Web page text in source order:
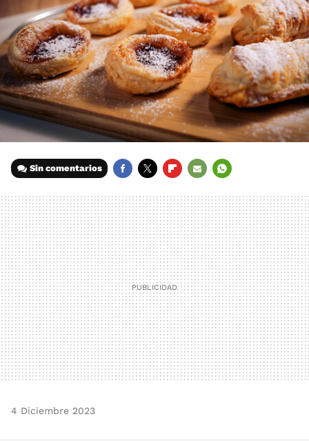
Sin comentarios
MAIL
4 Diciembre 2023